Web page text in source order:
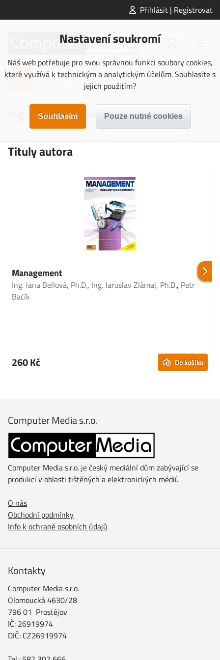
Přihlásit | Registrovat
Nastavení soukromí
Náš web potřebuje pro svou správnou funkci soubory cookies,
které využívá k technickým a analytickým účelům. Souhlasíte s
jejich použitím?
Ing. Jaroslav Zlámal, Ph.D.
Tituly autora
Management
Ing. Jana Bellová, Ph.D., Ing. Jaroslav Zlámal, Ph.D., Petr
Bačík
260 Kč Do košíku
Computer Media s.r.o.
Computer Media s.r.o. je český mediální dům zabývající se
produkcí v oblasti tištěných a elektronických médií.
O nás
Obchodní podmínky
Info k ochraně osobních údajů
Kontakty
Computer Media s.r.o.
Olomoucká 4630/28
796 01 Prostějov
IČ: 26919974
DIČ: CZ26919974